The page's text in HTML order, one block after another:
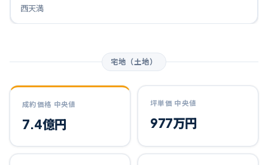
西天満
宅地（土地）
成約価格 中央値
7.4億円
坪単価 中央値
977万円